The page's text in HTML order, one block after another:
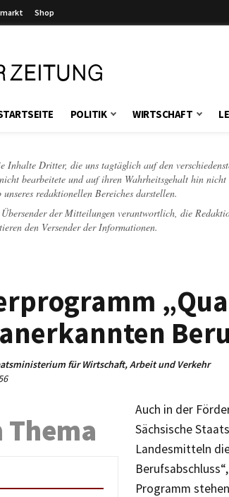
Shop
POLITIK WIRTSCHAFT
Inhalte Dritter, die uns tagtäglich auf den
bearbeitete und auf ihren Wahrheitsgehalt hin
redaktionellen Bereiches darstellen.
der Mitteilungen verantwortlich, die
den Versender der Informationen.
für Wirtschaft, Arbeit und Verkehr
Auch in der
Sächsische
Landesmitteln
Programm
Thema